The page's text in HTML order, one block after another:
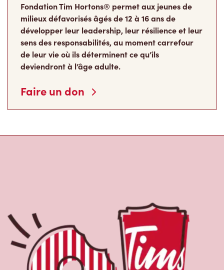
Fondation Tim Hortons® permet aux jeunes de
milieux défavorisés âgés de 12 à 16 ans de
développer leur leadership, leur résilience et leur
sens des responsabilités, au moment carrefour
de leur vie où ils déterminent ce qu’ils
deviendront à l’âge adulte.
Faire un don